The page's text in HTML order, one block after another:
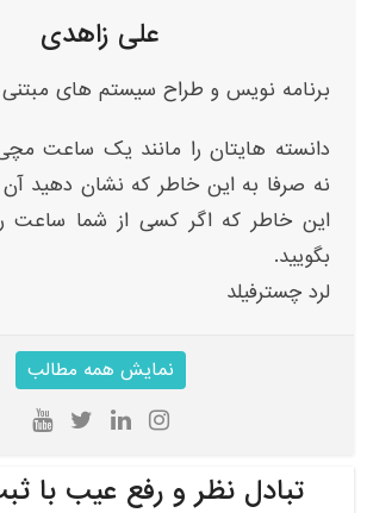
علی زاهدی
برنامه نویس و طراح سیستم های مبتنی
دانسته هایتان را مانند یک ساعت
نه صرفا به این خاطر که نشان دهید آن
این خاطر که اگر کسی از شما ساعت
بگویید.
لرد چسترفیلد
نمایش همه مطالب
تبادل نظر و رفع عیب با